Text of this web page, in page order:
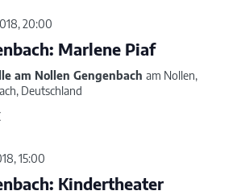
20:00
Marlene Piaf
am Nollen Gengenbach am Nollen,
Deutschland
15:00
Kindertheater